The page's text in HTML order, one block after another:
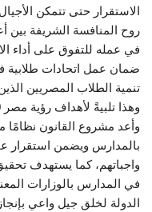
الاستقرار حتى تتمكن
روح المنافسة الشريفة بين
في عمله للتفوق على أداء
ضمان عمل اتحادات طلابية
تنمية الطلاب المصريين
وهذا تلبيةً لأهداف رؤية مصر 2030 وتوصيات الحوار الوطني.
وأعد مشروع القانون نظامًا
بالمدارس ويضمن استقرار
واجباتهم، كما يستهدف
في المدارس بالوزارات
الدولة لخلق جيل واعي